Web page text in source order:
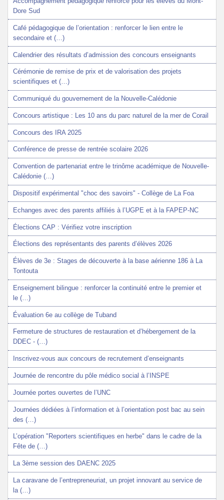
Dore Sud
Café pédagogique de l’orientation : renforcer le lien entre le
secondaire et (…)
Calendrier des résultats d’admission des concours enseignants
Cérémonie de remise de prix et de valorisation des projets
scientifiques et (…)
Communiqué du gouvernement de la Nouvelle-Calédonie
Concours artistique : Les 10 ans du parc naturel de la mer de Corail
Concours des IRA 2025
Conférence de presse de rentrée scolaire 2026
Convention de partenariat entre le trinôme académique de Nouvelle-
Calédonie (…)
Dispositif expérimental "choc des savoirs" - Collège de La Foa
Echanges avec des parents affiliés à l’UGPE et à la FAPEP-NC
Élections CAP : Vérifiez votre inscription
Élections des représentants des parents d’élèves 2026
Élèves de 3e : Stages de découverte à la base aérienne 186 à La
Tontouta
Enseignement bilingue : renforcer la continuité entre le premier et
le (…)
Évaluation 6e au collège de Tuband
Fermeture de structures de restauration et d’hébergement de la
DDEC - (…)
Inscrivez-vous aux concours de recrutement d’enseignants
Journée de rencontre du pôle médico social à l’INSPE
Journée portes ouvertes de l’UNC
Journées dédiées à l’information et à l’orientation post bac au sein
des (…)
L’opération "Reporters scientifiques en herbe" dans le cadre de la
Fête de (…)
La 3ème session des DAENC 2025
La caravane de l’entrepreneuriat, un projet innovant au service de
la (…)